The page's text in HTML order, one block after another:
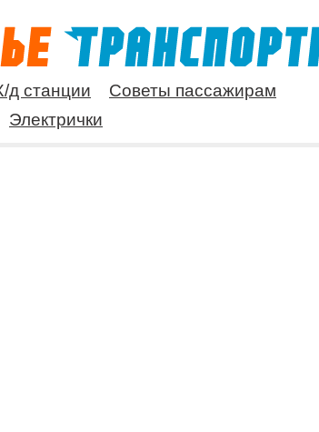
д станции
Советы пассажирам
Электрички